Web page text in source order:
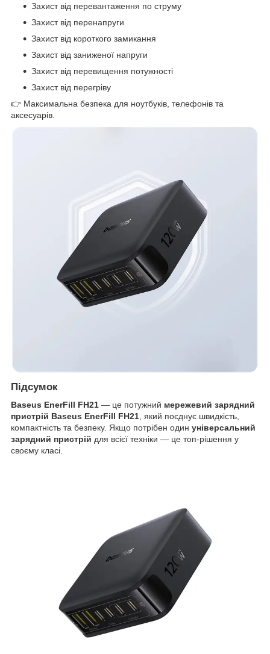
Захист від перевантаження по струму
Захист від перенапруги
Захист від короткого замикання
Захист від заниженої напруги
Захист від перевищення потужності
Захист від перегріву
👉 Максимальна безпека для ноутбуків, телефонів та
аксесуарів.
Підсумок
Baseus EnerFill FH21 — це потужний мережевий зарядний
пристрій Baseus EnerFill FH21, який поєднує швидкість,
компактність та безпеку. Якщо потрібен один універсальний
зарядний пристрій для всієї техніки — це топ-рішення у
своєму класі.